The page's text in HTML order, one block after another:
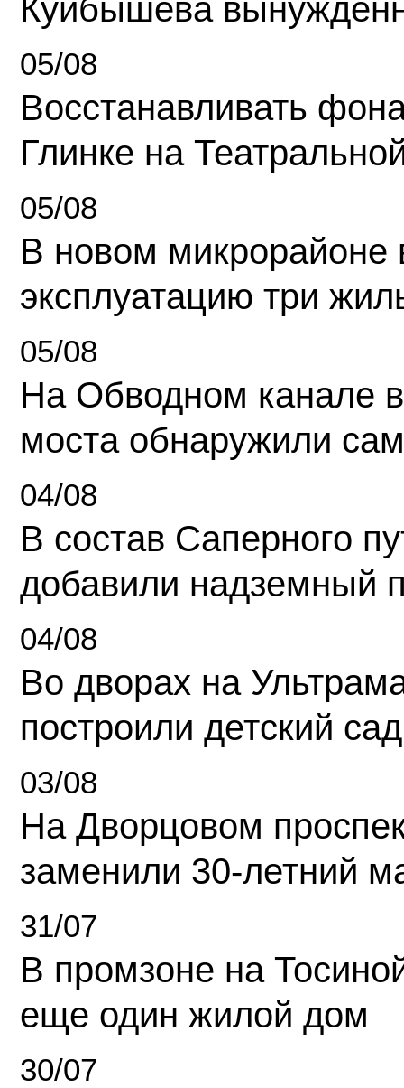
Куйбышева
05/08
Восстанавливать
Глинке на
05/08
В новом микрорайоне
эксплуатацию три
05/08
На Обводном канале
моста обнаружили
04/08
В состав Саперного
добавили надземный
04/08
Во дворах на
построили детский сад
03/08
На Дворцовом
заменили 30-летний
31/07
В промзоне на
еще один жилой дом
30/07